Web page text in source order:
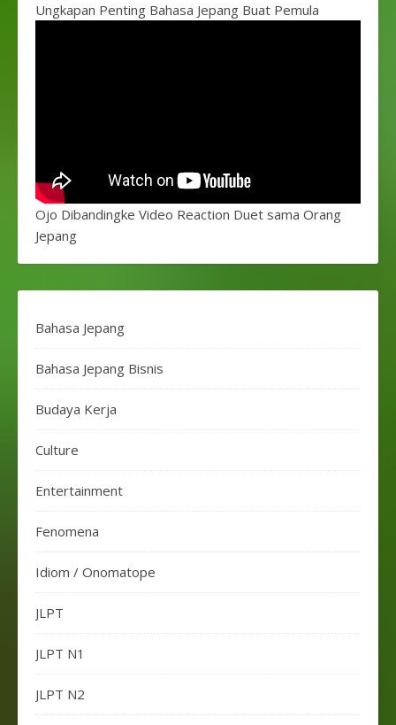
Ungkapan Penting Bahasa Jepang Buat Pemula
Ojo Dibandingke Video Reaction Duet sama Orang
Jepang
Bahasa Jepang
Bahasa Jepang Bisnis
Budaya Kerja
Culture
Entertainment
Fenomena
Idiom / Onomatope
JLPT
JLPT N1
JLPT N2